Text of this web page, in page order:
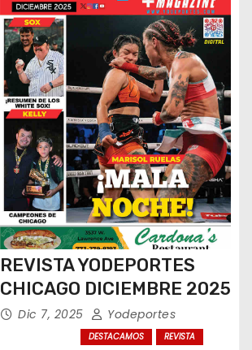
REVISTA YODEPORTES
CHICAGO DICIEMBRE 2025
Dic 7, 2025 Yodeportes
DESTACAMOS REVISTA